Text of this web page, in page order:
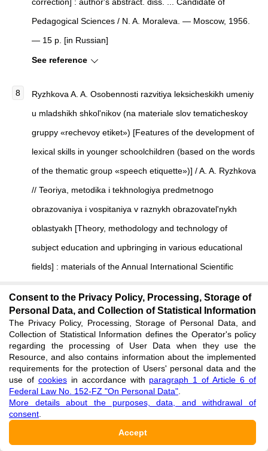
Pedagogical Sciences / N. A. Moraleva. — Moscow, 1956.
— 15 p. [in Russian]
See reference
Ryzhkova A. A. Osobennosti razvitiya leksicheskikh umeniy
u mladshikh shkol'nikov (na materiale slov tematicheskoy
gruppy «rechevoy etiket») [Features of the development of
lexical skills in younger schoolchildren (based on the words
of the thematic group «speech etiquette»)] / A. A. Ryzhkova
// Teoriya, metodika i tekhnologiya predmetnogo
obrazovaniya i vospitaniya v raznykh obrazovatel'nykh
oblastyakh [Theory, methodology and technology of
subject education and upbringing in various educational
fields] : materials of the Annual International Scientific
Research Projects, 2013. — P. 75–82. [in Russian]
See reference
Speranskaya A. N. Leksicheskie oshibki [Lexical errors] / A.
N. Speranskaya // Effektivnoe rechevoe obshchenie
(bazovye kompetentsii) [Effective speech communication
(basic competencies)] : A reference dictionary / Ed. by A. P.
Skovorodnikov. — 2nd ed. — Krasnoyarsk : Siberian
Consent to the Privacy Policy, Processing, Storage of
Personal Data, and Collection of Statistical Information
The Privacy Policy, Processing, Storage of Personal Data, and
Collection of Statistical Information defines the Operator's policy
regarding the processing of User Data when they use the
Resource, and also contains information about the implemented
requirements for the protection of Users' personal data and the
use of cookiesin accordance with paragraph 1 of Article 6 of
Federal Law No. 152-FZ "On Personal Data"
More details about the purposes, data, and withdrawal of
consent
Accept